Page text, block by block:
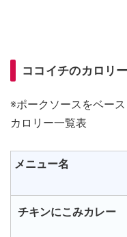
ココイチのカロリ
※ポークソースをベー
カロリー一覧表
メニュー名
チキンにこみカレー